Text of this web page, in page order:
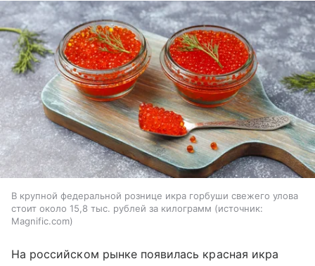
В крупной федеральной рознице икра горбуши свежего улова
стоит около 15,8 тыс. рублей за килограмм
источник:
Magnific.com
На российском рынке появилась красная икра